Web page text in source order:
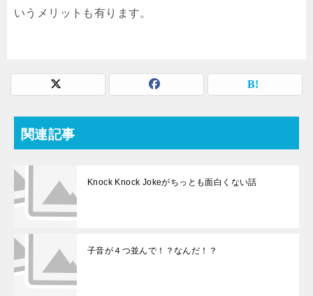
いうメリットも有ります。
関連記事
Knock Knock Jokeがちっとも面白くない話
子音が４つ並んで！？なんだ！？